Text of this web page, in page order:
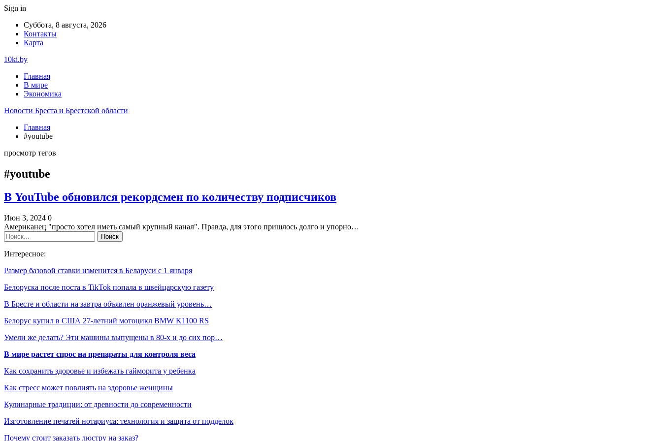
Sign in
Суббота, 8 августа, 2026
Контакты
Карта
10ki.by
Главная
В мире
Экономика
Новости Бреста и Брестской области
Главная
#youtube
просмотр тегов
#youtube
В YouTube обновился рекордсмен по количеству подписчиков
Июн 3, 2024 0
Американец "просто хотел иметь самый крупный канал". Правда, для этого пришлось долго и упорно…
Интересное:
Размер базовой ставки изменится в Беларуси с 1 января
Белоруска после поста в TikTok попала в швейцарскую газету
В Бресте и области на завтра объявлен оранжевый уровень…
Белорус купил в США 27-летний мотоцикл BMW K1100 RS
Умели же делать? Эти машины выпущены в 80-х и до сих пор…
В мире растет спрос на препараты для контроля веса
Как сохранить здоровье и избежать гайморита у ребенка
Как стресс может повлиять на здоровье женщины
Кулинарные традиции: от древности до современности
Изготовление печатей нотариуса: технология и защита от подделок
Почему стоит заказать люстру на заказ?